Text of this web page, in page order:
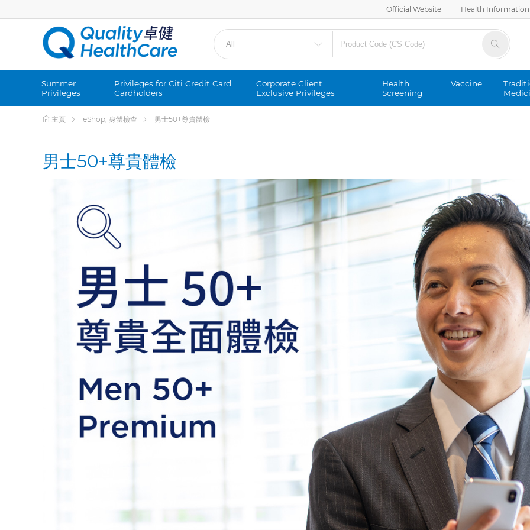
Official Website Health Information
Summer
Privileges
Privileges for Citi Credit Card
Cardholders
Corporate Client
Exclusive Privileges
Health
Screening
Vaccine
主頁 eShop, 身體檢查 男士50+尊貴體檢
男士50+尊貴體檢